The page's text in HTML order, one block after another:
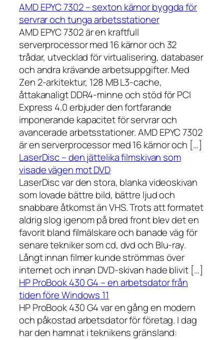
AMD EPYC 7302 – sexton kärnor byggda för
servrar och tunga arbetsstationer
AMD EPYC 7302 är en kraftfull
serverprocessor med 16 kärnor och 32
trådar, utvecklad för virtualisering, databaser
och andra krävande arbetsuppgifter. Med
Zen 2-arkitektur, 128 MB L3-cache,
åttakanaligt DDR4-minne och stöd för PCI
Express 4.0 erbjuder den fortfarande
imponerande kapacitet för servrar och
avancerade arbetsstationer. AMD EPYC 7302
är en serverprocessor med 16 kärnor och […]
LaserDisc – den jättelika filmskivan som
visade vägen mot DVD
LaserDisc var den stora, blanka videoskivan
som lovade bättre bild, bättre ljud och
snabbare åtkomst än VHS. Trots att formatet
aldrig slog igenom på bred front blev det en
favorit bland filmälskare och banade väg för
senare tekniker som cd, dvd och Blu-ray.
Långt innan filmer kunde strömmas över
internet och innan DVD-skivan hade blivit […]
HP ProBook 430 G4 – en arbetsdator från
tiden före Windows 11
HP ProBook 430 G4 var en gång en modern
och påkostad arbetsdator för företag. I dag
har den hamnat i teknikens gränsland: